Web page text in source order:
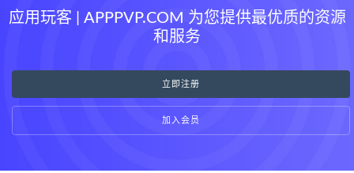
应用玩客 | APPPVP.COM 为您提供最优质的资源
和服务
立即注册
加入会员